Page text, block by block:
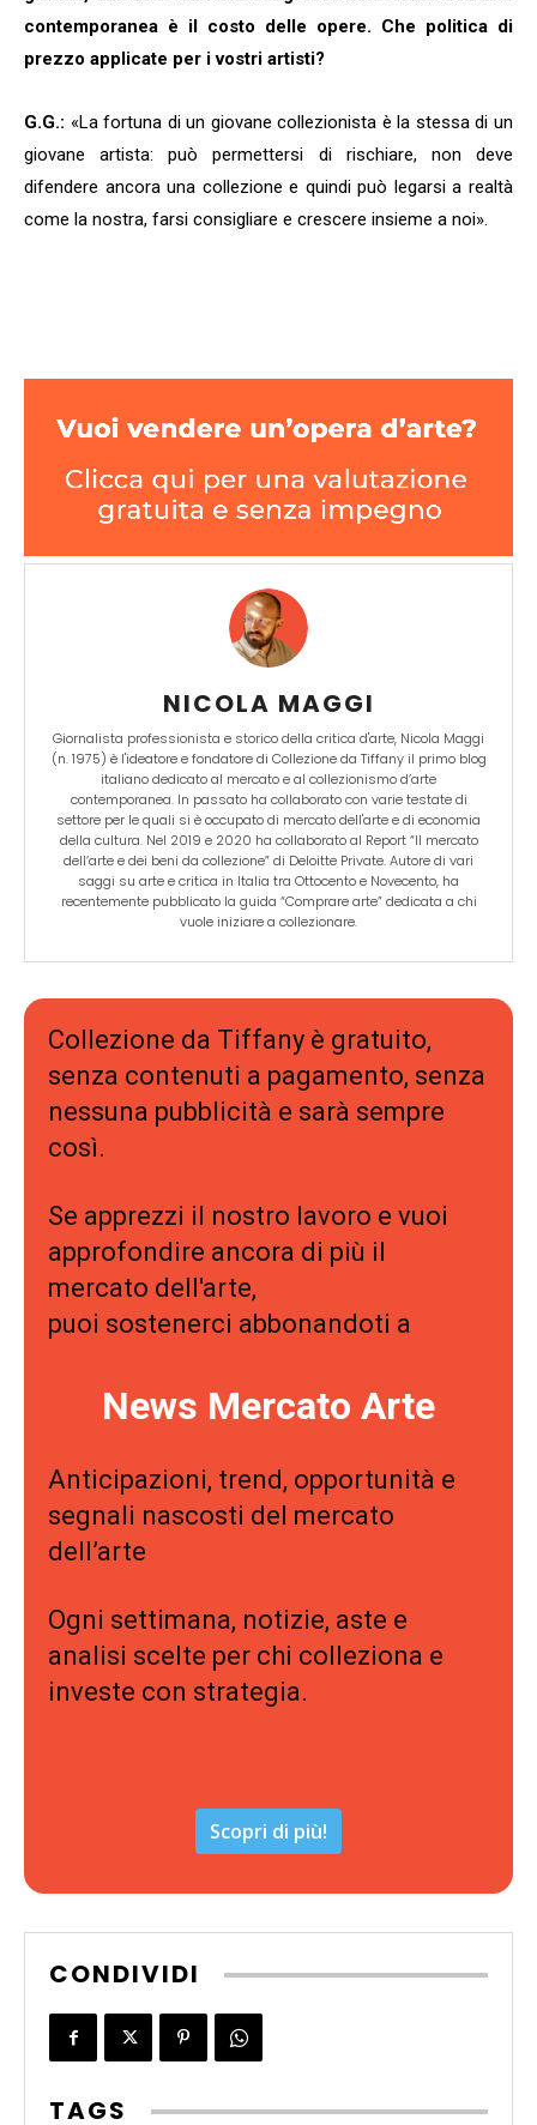
contemporanea è il costo delle opere. Che politica di
prezzo applicate per i vostri artisti?
G.G.: «La fortuna di un giovane collezionista è la stessa di un
giovane artista: può permettersi di rischiare, non deve
difendere ancora una collezione e quindi può legarsi a realtà
come la nostra, farsi consigliare e crescere insieme a noi».
NICOLA MAGGI
Giornalista professionista e storico della critica d'arte, Nicola Maggi
(n. 1975) è l'ideatore e fondatore di Collezione da Tiffany il primo blog
italiano dedicato al mercato e al collezionismo d’arte
contemporanea. In passato ha collaborato con varie testate di
settore per le quali si è occupato di mercato dell'arte e di economia
della cultura. Nel 2019 e 2020 ha collaborato al Report “Il mercato
dell’arte e dei beni da collezione” di Deloitte Private. Autore di vari
saggi su arte e critica in Italia tra Ottocento e Novecento, ha
recentemente pubblicato la guida “Comprare arte” dedicata a chi
vuole iniziare a collezionare.
Collezione da Tiffany è gratuito,
senza contenuti a pagamento, senza
nessuna pubblicità e sarà sempre
così.
Se apprezzi il nostro lavoro e vuoi
approfondire ancora di più il
mercato dell'arte,
puoi sostenerci abbonandoti a
News Mercato Arte
Anticipazioni, trend, opportunità e
segnali nascosti del mercato
dell’arte
Ogni settimana, notizie, aste e
analisi scelte per chi colleziona e
investe con strategia.
Scopri di più!
CONDIVIDI
TAGS